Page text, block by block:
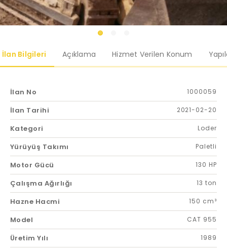
İlan Bilgileri Açıklama Hizmet Verilen Konum
İlan No 1000059
İlan Tarihi 2021-02-20
Kategori Loder
Yürüyüş Takımı Paletli
Motor Gücü 130 HP
Çalışma Ağırlığı 13 ton
Hazne Hacmi 150 cm³
Model CAT 955
Üretim Yılı 1989